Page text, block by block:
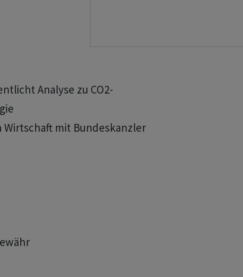
Analyse zu CO2-
Wirtschaft mit Bundeskanzler